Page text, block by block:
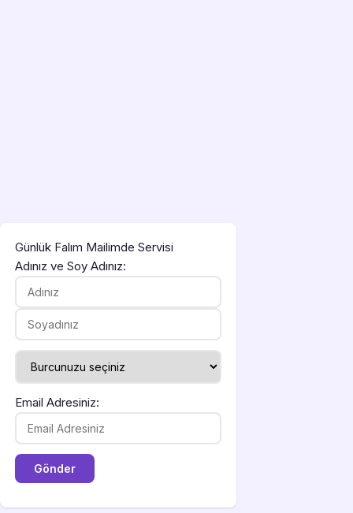
Günlük Falım Mailimde Servisi
Adınız ve Soy Adınız:
Email Adresiniz: